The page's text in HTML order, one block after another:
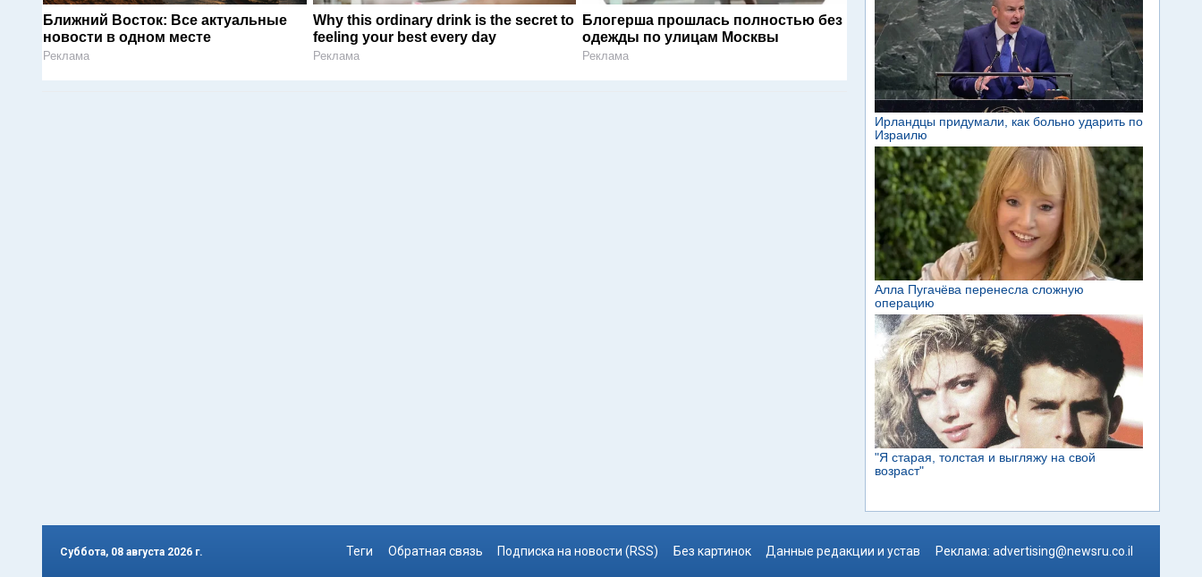
Ближний Восток: Все актуальные
новости в одном месте
Реклама
Why this ordinary drink is the secret to
feeling your best every day
Реклама
Блогерша прошлась полностью без
одежды по улицам Москвы
Реклама
Суббота, 08 августа 2026 г. Теги Обратная связь Подписка на новости (RSS) Без картинок Данные редакции и устав Реклама: advertising@newsru.co.il